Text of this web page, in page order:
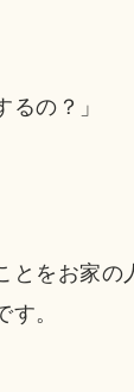
るの？」
とをお家の
す。